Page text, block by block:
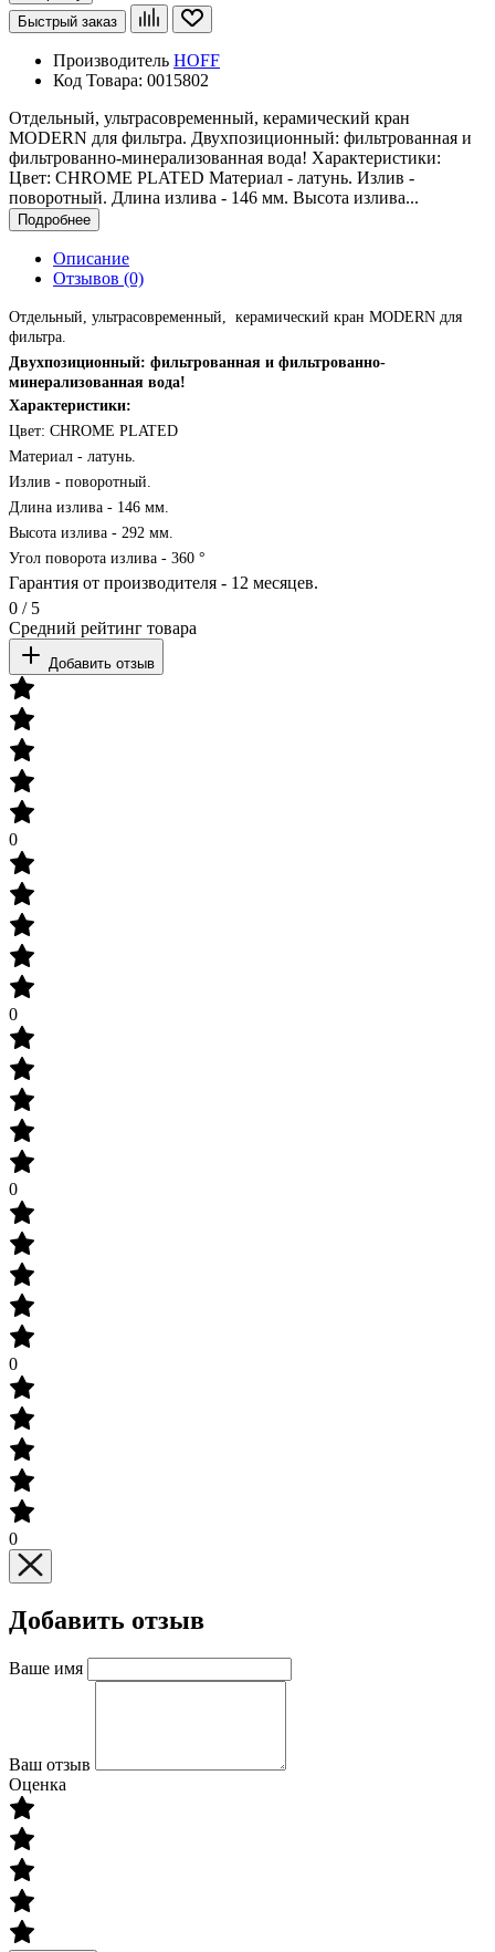
Быстрый заказ
Производитель HOFF
Код Товара: 0015802
Отдельный, ультрасовременный, керамический кран
MODERN для фильтра. Двухпозиционный: фильтрованная и
фильтрованно-минерализованная вода! Характеристики:
Цвет: CHROME PLATED Материал - латунь. Излив -
поворотный. Длина излива - 146 мм. Высота излива...
Подробнее
Описание
Отзывов (0)
Отдельный, ультрасовременный, керамический кран MODERN для
фильтра.
Двухпозиционный: фильтрованная и фильтрованно-
минерализованная вода!
Характеристики:
Цвет: CHROME PLATED
Материал - латунь.
Излив - поворотный.
Длина излива - 146 мм.
Высота излива - 292 мм.
Угол поворота излива - 360 °
Гарантия от производителя - 12 месяцев.
0 / 5
Средний рейтинг товара
Добавить отзыв
0
0
0
0
0
Добавить отзыв
Ваше имя
Ваш отзыв
Оценка